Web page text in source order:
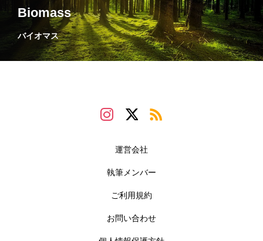
Biomass
バイオマス
運営会社
執筆メンバー
ご利用規約
お問い合わせ